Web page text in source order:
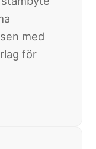
med
för